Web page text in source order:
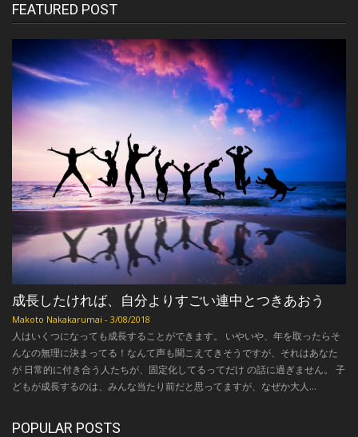
FEATURED POST
成長したければ、自分よりすごい連中とつきあおう
Makoto Nakakarumai - 3/08/2018
人はいくつになっても成長することができます。 いやいや、年を取ったらそ
んなの無理に決まってる！なんて声も聞こえてきそうですが、それはあなた
が 日常的に付き合う人たちが、固定化してるってだけ の話に過ぎません。 子
どもが成長するのは、みんな当たり前だと思ってますが、なぜか大人...
POPULAR POSTS